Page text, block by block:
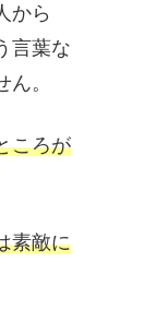
から
言葉な
。
ころが
素敵に